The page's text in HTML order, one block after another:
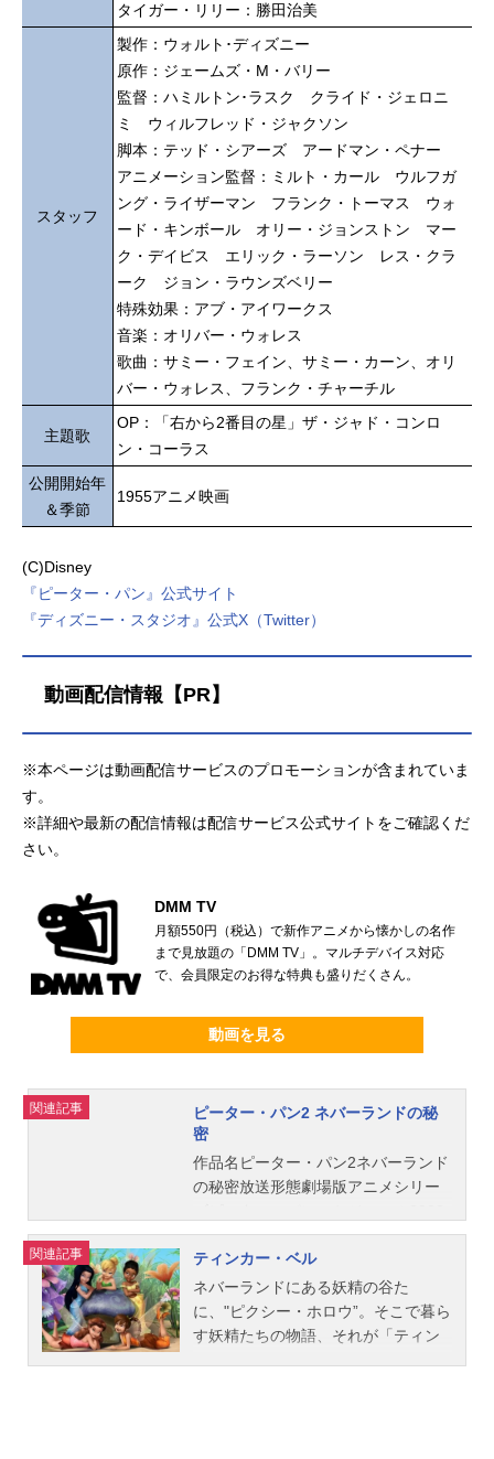
タイガー・リリー：勝田治美
スタッフ
製作：ウォルト･ディズニー
原作：ジェームズ・M・バリー
監督：ハミルトン･ラスク クライド・ジェロニ
ミ ウィルフレッド・ジャクソン
脚本：テッド・シアーズ アードマン・ペナー
アニメーション監督：ミルト・カール ウルフガ
ング・ライザーマン フランク・トーマス ウォ
ード・キンボール オリー・ジョンストン マー
ク・デイビス エリック・ラーソン レス・クラ
ーク ジョン・ラウンズベリー
特殊効果：アブ・アイワークス
音楽：オリバー・ウォレス
歌曲：サミー・フェイン、サミー・カーン、オリ
バー・ウォレス、フランク・チャーチル
主題歌
OP：「右から2番目の星」ザ・ジャド・コンロ
ン・コーラス
公開開始年
＆季節
1955アニメ映画
(C)Disney
『ピーター・パン』公式サイト
『ディズニー・スタジオ』公式X（Twitter）
動画配信情報【PR】
※本ページは動画配信サービスのプロモーションが含まれていま
す。
※詳細や最新の配信情報は配信サービス公式サイトをご確認くだ
さい。
DMM TV
月額550円（税込）で新作アニメから懐かしの名作
まで見放題の「DMM TV」。マルチデバイス対応
で、会員限定のお得な特典も盛りだくさん。
動画を見る
関連記事
ピーター・パン2 ネバーランドの秘
密
作品名ピーター・パン2ネバーランド
の秘密放送形態劇場版アニメシリー
年12月21日（土）キャストジェー
ン：上戸彩ピーター・パン：林勇フ
ック船長：内田直哉スミー：熊倉一
雄ダニー：小倉裕大エドワード：桐
本琢也（桐本拓哉）カビー：常盤祐
関連記事
ティンカー・ベル
ネバーランドにある妖精の谷た
に、"ピクシー・ホロウ”。そこで暮ら
す妖精たちの物語、それが「ティン